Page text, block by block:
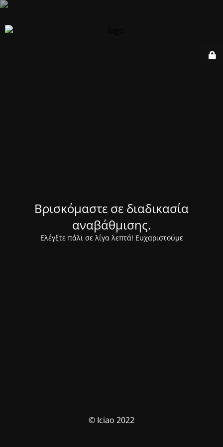
Βρισκόμαστε σε διαδικασία
αναβάθμισης.
Ελέγξτε πάλι σε λίγα λεπτά! Ευχαριστούμε
© Iciao 2022